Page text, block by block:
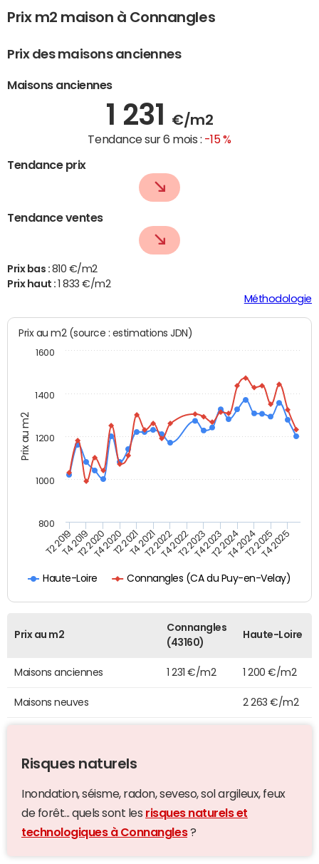
Prix m2 maison à Connangles
Prix des maisons anciennes
Maisons anciennes
1 231 €/m2
Tendance sur 6 mois : -15 %
Tendance prix
Tendance ventes
Prix bas : 810 €/m2
Prix haut :1 833 €/m2
Méthodologie
Prix au m2
Prix au m2 (source : estimations JDN)
Haute-Loire Connangles (CA du Puy-en-Velay)
T2 2019T4 2019T2 2020T4 2020T2 2021T4 2021T2 2022T4 2022T2 2023T4 2023T2 2024T4 2024T2 2025T4 2025
1000
1200
1400
800
1600
Prix au m2
Connangles
(43160)
Haute-Loire
Maisons anciennes 1 231 €/m2 1 200 €/m2
Maisons neuves 2 263 €/m2
Risques naturels
Inondation, séisme, radon, seveso, sol argileux, feux
de forêt... quels sont les risques naturels et
technologiques à Connangles?